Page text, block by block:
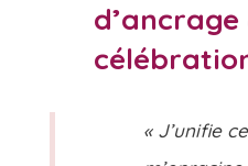
d’ancrage
« J’unifie